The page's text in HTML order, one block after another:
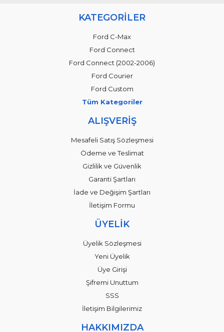
KATEGORİLER
Ford C-Max
Ford Connect
Ford Connect (2002-2006)
Ford Courier
Ford Custom
Tüm Kategoriler
ALIŞVERİŞ
Mesafeli Satış Sözleşmesi
Ödeme ve Teslimat
Gizlilik ve Güvenlik
Garanti Şartları
İade ve Değişim Şartları
İletişim Formu
ÜYELİK
Üyelik Sözleşmesi
Yeni Üyelik
Üye Girişi
Şifremi Unuttum
SSS
İletişim Bilgilerimiz
HAKKIMIZDA